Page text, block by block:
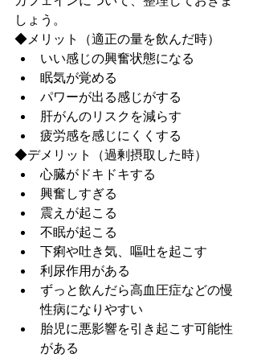
しょう。
◆メリット（適正の量を飲んだ時）
いい感じの興奮状態になる
眠気が覚める
パワーが出る感じがする
肝がんのリスクを減らす
疲労感を感じにくくする
◆デメリット（過剰摂取した時）
心臓がドキドキする
興奮しすぎる
震えが起こる
不眠が起こる
下痢や吐き気、嘔吐を起こす
利尿作用がある
ずっと飲んだら高血圧症などの慢
性病になりやすい
胎児に悪影響を引き起こす可能性
がある